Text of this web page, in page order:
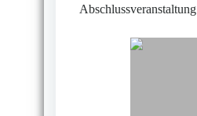
Abschlussveranstaltung